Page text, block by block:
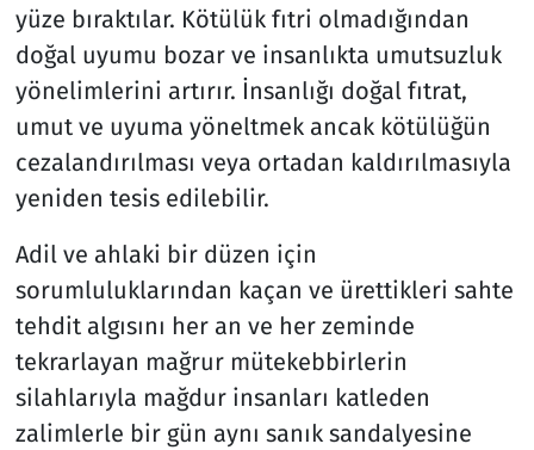
yüze bıraktılar. Kötülük fıtri olmadığından
doğal uyumu bozar ve insanlıkta umutsuzluk
yönelimlerini artırır. İnsanlığı doğal fıtrat,
umut ve uyuma yöneltmek ancak kötülüğün
cezalandırılması veya ortadan kaldırılmasıyla
yeniden tesis edilebilir.
Adil ve ahlaki bir düzen için
sorumluluklarından kaçan ve ürettikleri sahte
tehdit algısını her an ve her zeminde
tekrarlayan mağrur mütekebbirlerin
silahlarıyla mağdur insanları katleden
zalimlerle bir gün aynı sanık sandalyesine